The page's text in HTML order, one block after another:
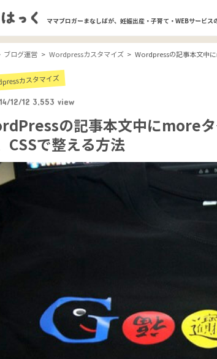
ママブロガーまなしばが、妊娠出産・子育て・WEBサービ
ブログ運営 Wordpressカスタマイズ Wordpressの記事本文中
カスタマイズ
12/12 3,553 view
の記事本文中にmore
CSSで整える方法